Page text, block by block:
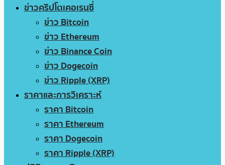
ข่าวคริปโตเคอเรนซี่
ข่าว Bitcoin
ข่าว Ethereum
ข่าว Binance Coin
ข่าว Dogecoin
ข่าว Ripple (XRP)
ราคาและการวิเคราะห์
ราคา Bitcoin
ราคา Ethereum
ราคา Dogecoin
ราคา Ripple (XRP)